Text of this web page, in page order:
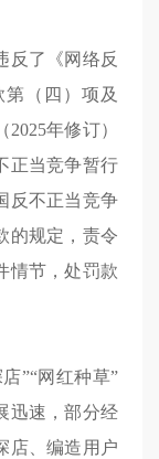
反了《网络反
（四）项及
年修订）
正当竞争暂行
反不正当竞争
的规定，责令
情节，处罚款
”“网红种草”
迅速，部分经
店、编造用户